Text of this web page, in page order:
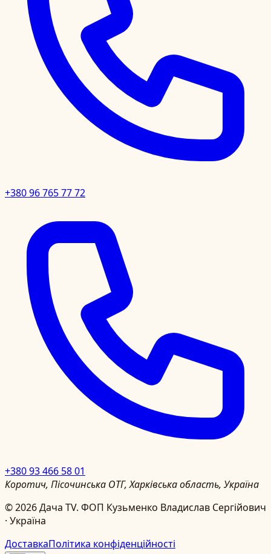
+380 96 765 77 72
+380 93 466 58 01
Коротич, Пісочинська ОТГ, Харківська область, Україна
©2026Дача TV. ФОП Кузьменко Владислав Сергійович
· Україна
ДоставкаПолітика конфіденційності